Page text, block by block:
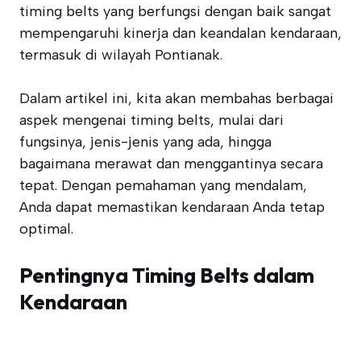
timing belts yang berfungsi dengan baik sangat
mempengaruhi kinerja dan keandalan kendaraan,
termasuk di wilayah Pontianak.
Dalam artikel ini, kita akan membahas berbagai
aspek mengenai timing belts, mulai dari
fungsinya, jenis-jenis yang ada, hingga
bagaimana merawat dan menggantinya secara
tepat. Dengan pemahaman yang mendalam,
Anda dapat memastikan kendaraan Anda tetap
optimal.
Pentingnya Timing Belts dalam
Kendaraan